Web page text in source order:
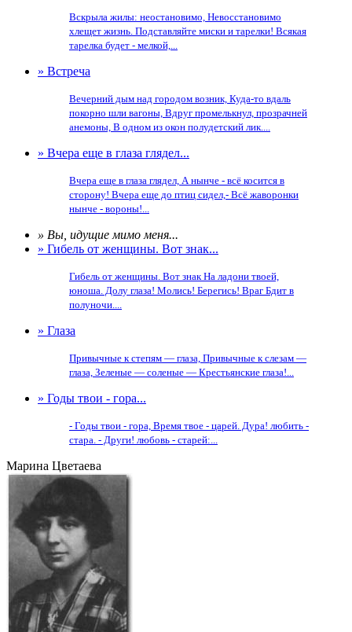
Вскрыла жилы: неостановимо, Невосстановимо
хлещет жизнь. Подставляйте миски и тарелки! Всякая
тарелка будет - мелкой,...
» Встреча
Вечерний дым над городом возник, Куда-то вдаль
покорно шли вагоны, Вдруг промелькнул, прозрачней
анемоны, В одном из окон полудетский лик....
» Вчера еще в глаза глядел...
Вчера еще в глаза глядел, А нынче - всё косится в
сторону! Вчера еще до птиц сидел,- Всё жаворонки
нынче - вороны!...
» Вы, идущие мимо меня...
» Гибель от женщины. Вот знак...
Гибель от женщины. Вот знак На ладони твоей,
юноша. Долу глаза! Молись! Берегись! Враг Бдит в
полуночи....
» Глаза
Привычные к степям — глаза, Привычные к слезам —
глаза, Зеленые — соленые — Крестьянские глаза!...
» Годы твои - гора...
- Годы твои - гора, Время твое - царей. Дура! любить -
стара. - Други! любовь - старей:...
Марина Цветаева